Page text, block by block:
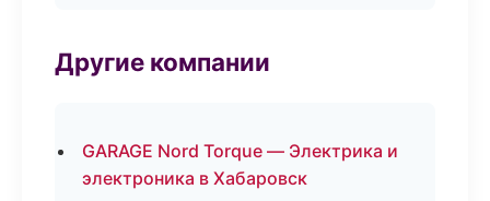
Другие компании
GARAGE Nord Torque — Электрика и
электроника в Хабаровск